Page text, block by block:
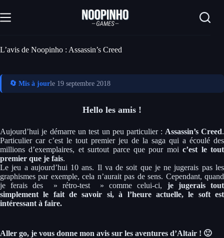
au
contenu
L’avis de Noopinho : Assassin’s Creed
🔄 Mis à jourle 19 septembre 2018
Hello les amis !
Aujourd’hui je démarre un test un peu particulier : Assassin’s Creed.
Particulier car c’est le tout premier jeu de la saga qui a écoulé des
millions d’exemplaires, et surtout parce que pour moi c’est le tout
premier que je fais.
Le jeu a aujourd’hui 10 ans. Il va de soit que je ne jugerais pas les
graphismes par exemple, cela n’aurait pas de sens. Cependant, quand
je ferais des » rétro-test » comme celui-ci, je jugerais tout
simplement le fait de savoir si, à l’heure actuelle, le soft est
intéressant à faire.
Aller go, je vous donne mon avis sur les aventures d’Altair ! 🙂